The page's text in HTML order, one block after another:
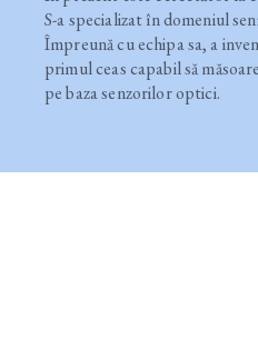
S-a specializat în domeniul
Împreună cu echipa sa, a
primul ceas capabil să
pe baza senzorilor optici.